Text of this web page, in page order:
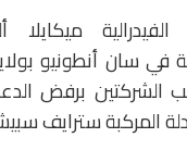
ميكايلا
في سان أنطونيو
الشركتين برفض
المركبةسترايف